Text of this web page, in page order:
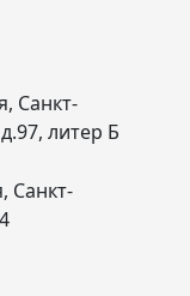
Санкт-
литер Б
Санкт-